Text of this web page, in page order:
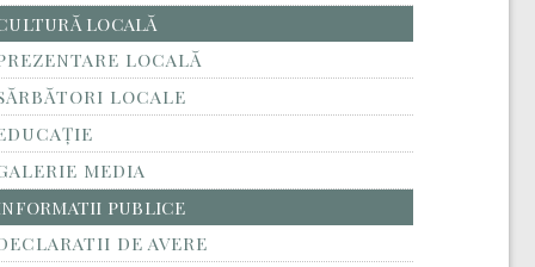
LOCALĂ
LOCALĂ
LOCALE
MEDIA
PUBLICE
DE AVERE